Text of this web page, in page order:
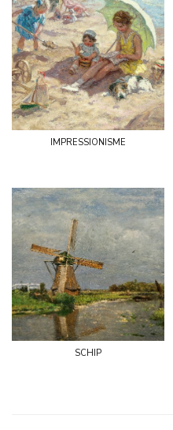
impressionisme
schip